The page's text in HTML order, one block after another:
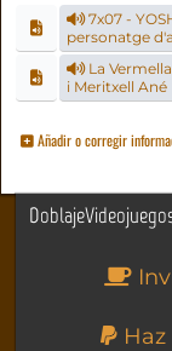
7x07 -
personatge
La
i Meritxell Ané
Añadir o corregir